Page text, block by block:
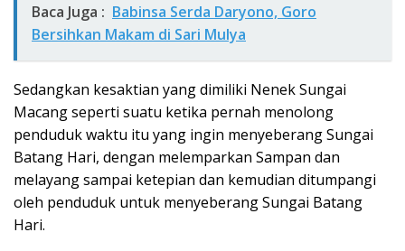
Baca Juga : Babinsa Serda Daryono, Goro
Bersihkan Makam di Sari Mulya
Sedangkan kesaktian yang dimiliki Nenek Sungai
Macang seperti suatu ketika pernah menolong
penduduk waktu itu yang ingin menyeberang Sungai
Batang Hari, dengan melemparkan Sampan dan
melayang sampai ketepian dan kemudian ditumpangi
oleh penduduk untuk menyeberang Sungai Batang
Hari.